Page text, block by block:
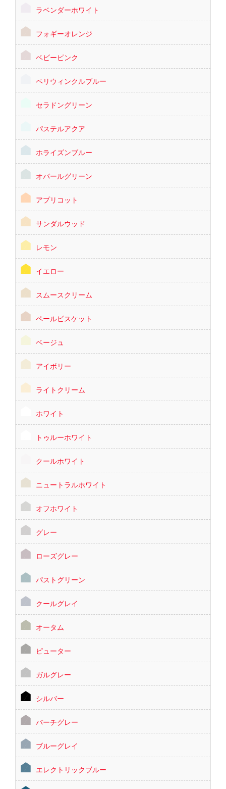
ラベンダーホワイト
フォギーオレンジ
ベビーピンク
ペリウィンクルブルー
セラドングリーン
パステルアクア
ホライズンブルー
オパールグリーン
アプリコット
サンダルウッド
レモン
イエロー
スムースクリーム
ペールビスケット
ベージュ
アイボリー
ライトクリーム
ホワイト
トゥルーホワイト
クールホワイト
ニュートラルホワイト
オフホワイト
グレー
ローズグレー
パストグリーン
クールグレイ
オータム
ピューター
ガルグレー
シルバー
バーチグレー
ブルーグレイ
エレクトリックブルー